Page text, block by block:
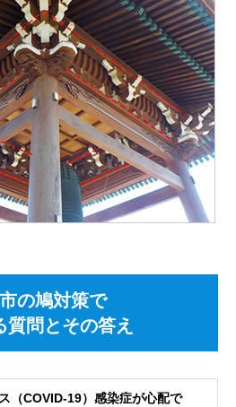
の鳩対策で
質問とその答え
（COVID-19）感染症が心配で